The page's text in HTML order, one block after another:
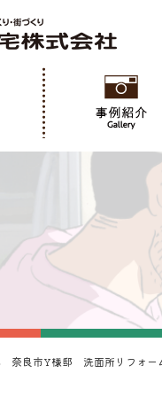
奈良市Y様邸 洗面所リフォー